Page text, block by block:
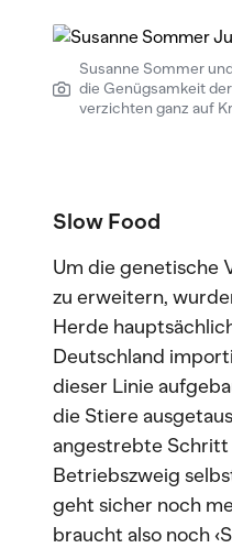
Susanne Sommer
die Genügsamkeit
verzichten ganz auf
Slow Food
Um die genetische
zu erweitern,
Herde
Deutschland
dieser Linie
die Stiere
angestrebte Schritt
Betriebszweig
geht sicher noch
braucht also noch